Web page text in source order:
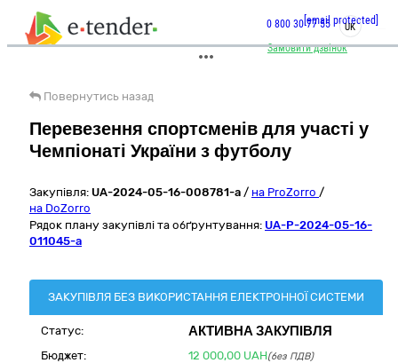
Замовити дзвінок
0 800 30 77 55[email protected]
UK
Повернутись назад
Перевезення спортсменів для участі у
Чемпіонаті України з футболу
Закупівля: UA-2024-05-16-008781-a / на ProZorro /
на DoZorro
Рядок плану закупівлі та обґрунтування: UA-P-2024-05-16-
011045-a
ЗАКУПІВЛЯ БЕЗ ВИКОРИСТАННЯ ЕЛЕКТРОННОЇ СИСТЕМИ
Статус: АКТИВНА ЗАКУПІВЛЯ
Бюджет: 12 000,00 UAH(без ПДВ)